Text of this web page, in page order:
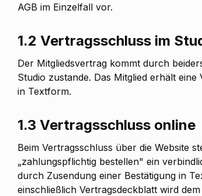
AGB im Einzelfall vor.
1.2 Vertragsschluss im
Der Mitgliedsvertrag kommt durch
Studio zustande. Das Mitglied erhält
in Textform.
1.3 Vertragsschluss online
Beim Vertragsschluss über die Website
„zahlungspflichtig bestellen" ein
durch Zusendung einer Bestätigung in
einschließlich Vertragsdeckblatt wird